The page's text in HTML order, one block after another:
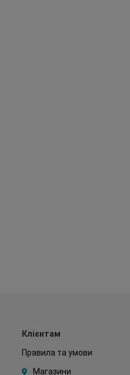
Клієнтам
Правила та умови
Магазини